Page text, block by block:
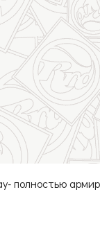
полностью